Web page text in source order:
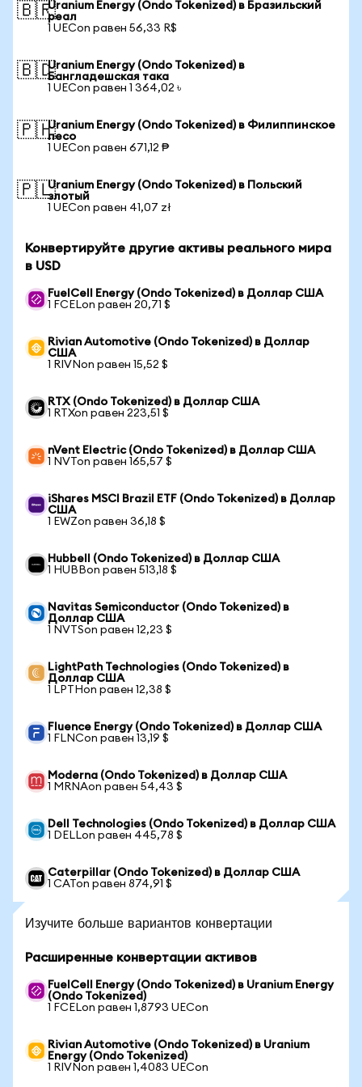
🇧🇷Uranium Energy (Ondo Tokenized) в Бразильский
реал
1 UECon равен 56,33 R$
🇧🇩Uranium Energy (Ondo Tokenized) в
Бангладешская така
1 UECon равен 1 364,02 ৳
🇵🇭Uranium Energy (Ondo Tokenized) в Филиппинское
песо
1 UECon равен 671,12 ₱
🇵🇱Uranium Energy (Ondo Tokenized) в Польский
злотый
1 UECon равен 41,07 zł
Конвертируйте другие активы реального мира
в USD
FuelCell Energy (Ondo Tokenized) в Доллар США
1 FCELon равен 20,71 $
Rivian Automotive (Ondo Tokenized) в Доллар
США
1 RIVNon равен 15,52 $
RTX (Ondo Tokenized) в Доллар США
1 RTXon равен 223,51 $
nVent Electric (Ondo Tokenized) в Доллар США
1 NVTon равен 165,57 $
iShares MSCI Brazil ETF (Ondo Tokenized) в Доллар
США
1 EWZon равен 36,18 $
Hubbell (Ondo Tokenized) в Доллар США
1 HUBBon равен 513,18 $
Navitas Semiconductor (Ondo Tokenized) в
Доллар США
1 NVTSon равен 12,23 $
LightPath Technologies (Ondo Tokenized) в
Доллар США
1 LPTHon равен 12,38 $
Fluence Energy (Ondo Tokenized) в Доллар США
1 FLNCon равен 13,19 $
Moderna (Ondo Tokenized) в Доллар США
1 MRNAon равен 54,43 $
Dell Technologies (Ondo Tokenized) в Доллар США
1 DELLon равен 445,78 $
Caterpillar (Ondo Tokenized) в Доллар США
1 CATon равен 874,91 $
Изучите больше вариантов конвертации
Расширенные конвертации активов
FuelCell Energy (Ondo Tokenized) в Uranium Energy
(Ondo Tokenized)
1 FCELon равен 1,8793 UECon
Rivian Automotive (Ondo Tokenized) в Uranium
Energy (Ondo Tokenized)
1 RIVNon равен 1,4083 UECon